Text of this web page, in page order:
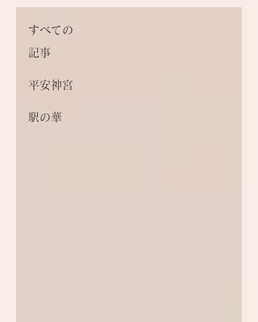
すべての
記事
平安神宮
駅の華